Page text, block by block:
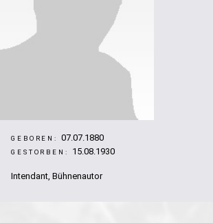
GEBOREN: 07.07.1880
GESTORBEN: 15.08.1930
Intendant, Bühnenautor